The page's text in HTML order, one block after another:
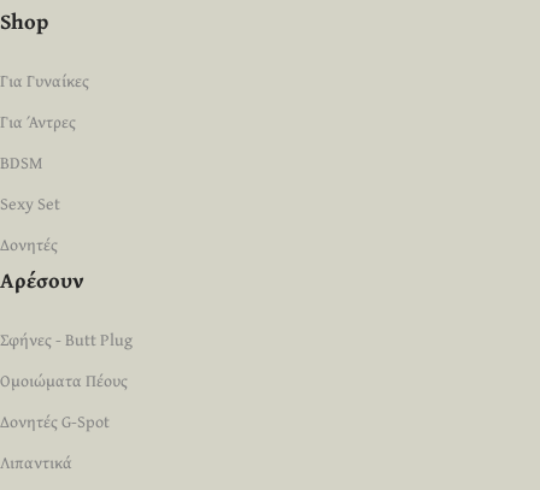
Shop
Για Γυναίκες
Για Άντρες
BDSM
Sexy Set
Δονητές
Αρέσουν
Σφήνες - Butt Plug
Ομοιώματα Πέους
Δονητές G-Spot
Λιπαντικά